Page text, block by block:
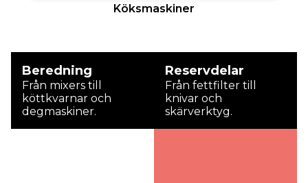
Köksmaskiner
Beredning
Från mixers till
köttkvarnar och
degmaskiner.
Reservdelar
Från fettfilter till
knivar och
skärverktyg.